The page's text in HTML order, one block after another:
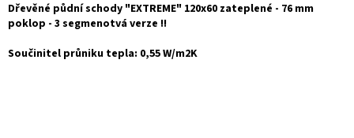
Dřevěné půdní schody "EXTREME" 120x60 zateplené - 76 mm
poklop - 3 segmenotvá verze !!
Součinitel průniku tepla: 0,55 W/m2K